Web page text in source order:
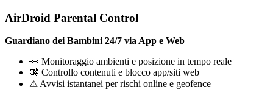
AirDroid Parental Control
Guardiano dei Bambini 24/7 via App e Web
👀 Monitoraggio ambienti e posizione in tempo reale
🔞 Controllo contenuti e blocco app/siti web
⚠ Avvisi istantanei per rischi online e geofence